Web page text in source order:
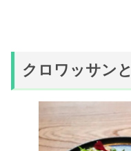
クロワッサンと